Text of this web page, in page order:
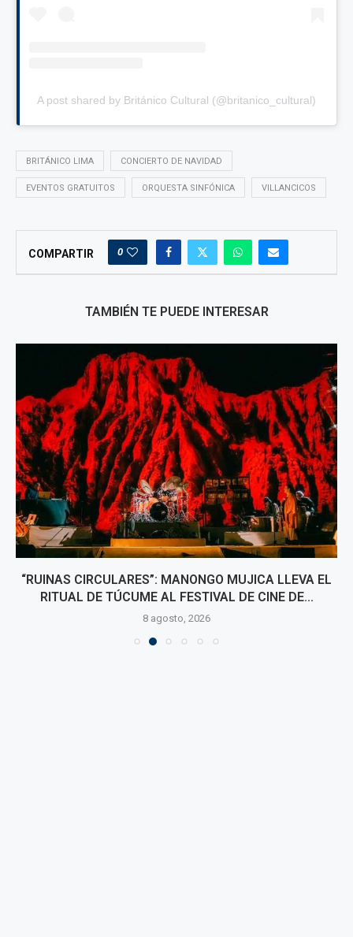
A post shared by Británico Cultural (@britanico_cultural)
BRITÁNICO LIMA CONCIERTO DE NAVIDAD
EVENTOS GRATUITOS ORQUESTA SINFÓNICA VILLANCICOS
COMPARTIR 0
TAMBIÉN TE PUEDE INTERESAR
“RUINAS CIRCULARES”: MANONGO MUJICA LLEVA EL
RITUAL DE TÚCUME AL FESTIVAL DE CINE DE...
8 agosto, 2026